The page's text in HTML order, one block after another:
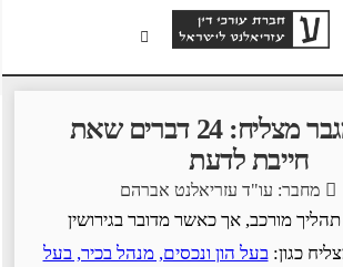
גירושין מגבר מצליח: 24 דברים שאת
חייבת לדעת
מחבר: עו"ד עזריאלנט אברהם
מורכב, אך כאשר מדובר בגירושין
כגון:בעל הון ונכסים, מנהל בכיר, בעל